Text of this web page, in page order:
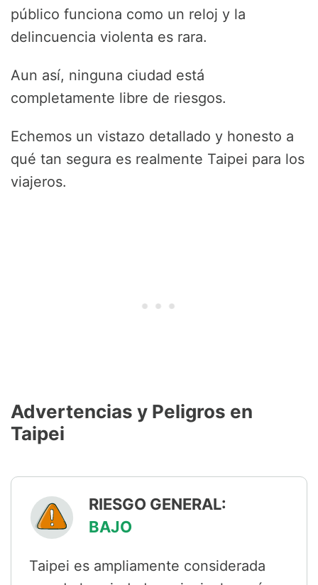
público funciona como un reloj y la
delincuencia violenta es rara.
Aun así, ninguna ciudad está
completamente libre de riesgos.
Echemos un vistazo detallado y honesto a
qué tan segura es realmente Taipei para los
viajeros.
Advertencias y Peligros en
Taipei
RIESGO GENERAL:
BAJO
Taipei es ampliamente considerada